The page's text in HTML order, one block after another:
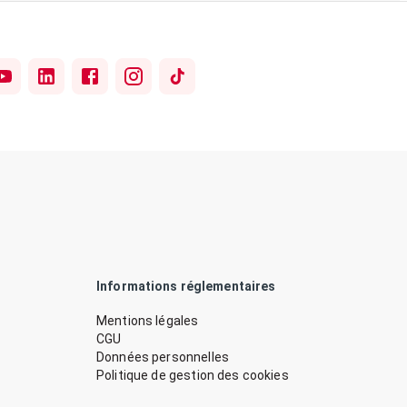
Informations réglementaires
Mentions légales
CGU
Données personnelles
Politique de gestion des cookies